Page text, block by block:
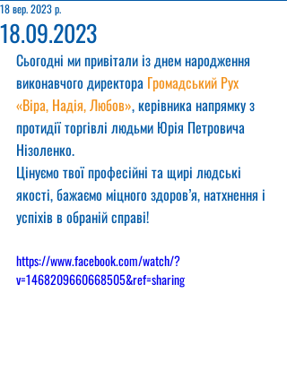
18.09.2023
18 вер. 2023 р.
Сьогодні ми привітали із днем народження
виконавчого директора Громадський Рух
«Віра, Надія, Любов», керівника напрямку з
протидії торгівлі людьми Юрія Петровича
Нізоленко.
Цінуємо твої професійні та щирі людські
якості, бажаємо міцного здоров’я, натхнення і
успіхів в обраній справі!
https://www.facebook.com/watch/?
v=1468209660668505&ref=sharing